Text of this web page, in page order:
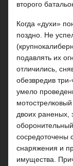
второго
Когда «духи»
поздно. Не
подавлять их
отличились,
обезвредив
умело
двоих раненых,
сосредоточены
снаряжения и
имущества.